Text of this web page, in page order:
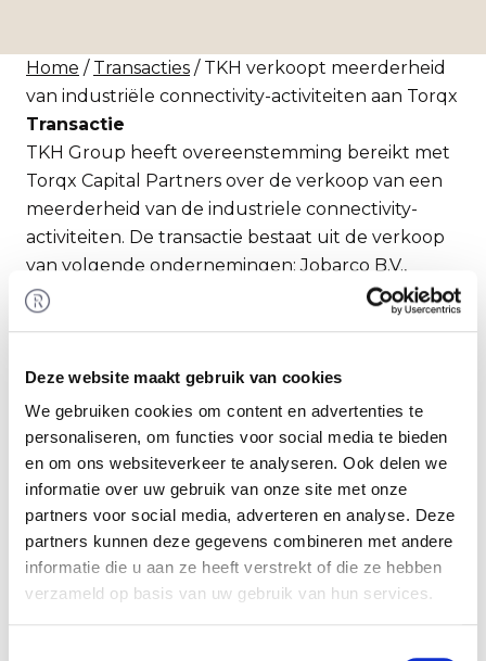
Deze website maakt gebruik van cookies
We gebruiken cookies om content en advertenties te
personaliseren, om functies voor social media te bieden
en om ons websiteverkeer te analyseren. Ook delen we
informatie over uw gebruik van onze site met onze
partners voor social media, adverteren en analyse. Deze
partners kunnen deze gegevens combineren met andere
informatie die u aan ze heeft verstrekt of die ze hebben
verzameld op basis van uw gebruik van hun services.
Home / Transacties / TKH verkoopt meerderheid
van industriële connectivity-activiteiten aan Torqx
Transactie
TKH Group heeft overeenstemming bereikt met
Torqx Capital Partners over de verkoop van een
meerderheid van de industriele connectivity-
activiteiten. De transactie bestaat uit de verkoop
van volgende ondernemingen: Jobarco B.V.,
Pantaflex B.V., Capable B.V., TKD Kabel GmbH,
Schade Kabel & Elektrotechnik GmbH, TKH
activiteiten zullen worden voortgezet onder de
naam Cable Connectivity Group. Rembrandt
Fusies & Overnames heeft de verkoper begeleid
bij het realiseren van deze transactie.
TKH Group
TKH is een internationaal opererende groep
ondernemingen die zich heeft gespecialiseerd in
het creëren en leveren van vier